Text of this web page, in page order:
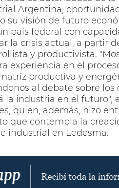
Argentina,
su visión de futuro
país federal con
la crisis actual, a partir
y productivista.
experiencia en el
productiva y
al debate sobre los
la industria en el futuro",
quien, además, hizo
que contempla la
industrial en Ledesma.